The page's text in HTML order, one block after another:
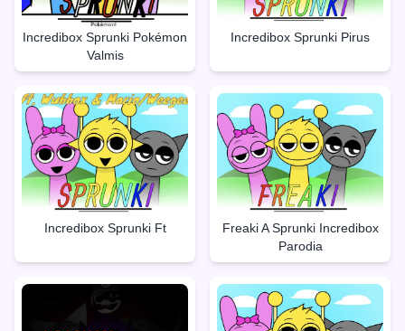
Incredibox Sprunki Pokémon
Valmis
Incredibox Sprunki Pirus
Incredibox Sprunki Ft
Freaki A Sprunki Incredibox
Parodia